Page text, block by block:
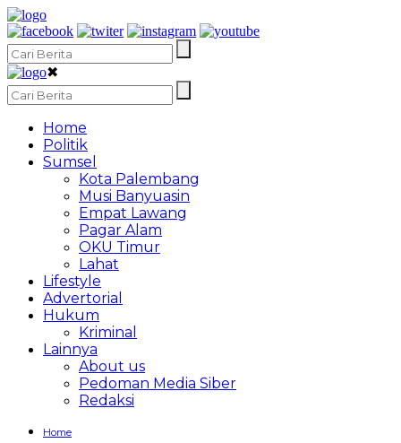
✖
Home
Politik
Sumsel
Kota Palembang
Musi Banyuasin
Empat Lawang
Pagar Alam
OKU Timur
Lahat
Lifestyle
Advertorial
Hukum
Kriminal
Lainnya
About us
Pedoman Media Siber
Redaksi
Home